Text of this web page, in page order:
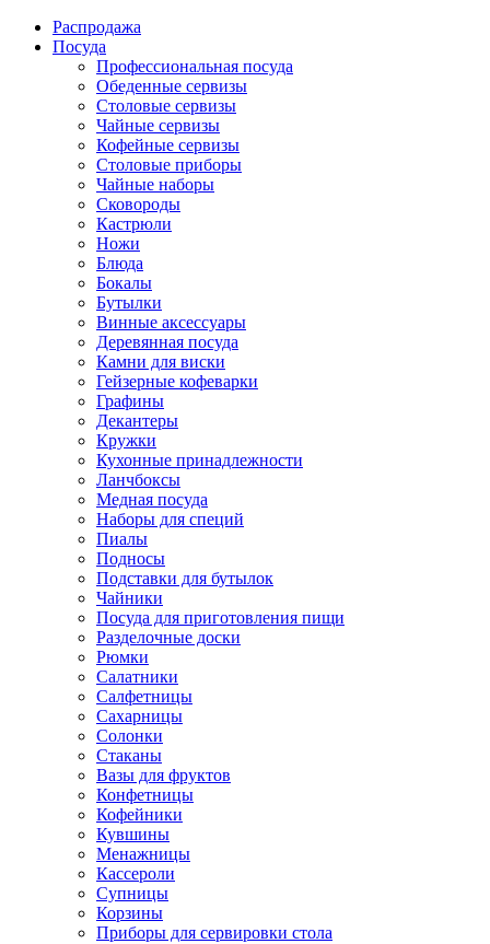
Распродажа
Посуда
Профессиональная посуда
Обеденные сервизы
Столовые сервизы
Чайные сервизы
Кофейные сервизы
Столовые приборы
Чайные наборы
Сковороды
Кастрюли
Ножи
Блюда
Бокалы
Бутылки
Винные аксессуары
Деревянная посуда
Камни для виски
Гейзерные кофеварки
Графины
Декантеры
Кружки
Кухонные принадлежности
Ланчбоксы
Медная посуда
Наборы для специй
Пиалы
Подносы
Подставки для бутылок
Чайники
Посуда для приготовления пищи
Разделочные доски
Рюмки
Салатники
Салфетницы
Сахарницы
Солонки
Стаканы
Вазы для фруктов
Конфетницы
Кофейники
Кувшины
Менажницы
Кассероли
Супницы
Корзины
Приборы для сервировки стола